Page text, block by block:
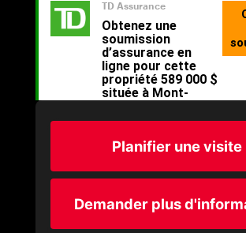
Planifier une visite
Demander plus